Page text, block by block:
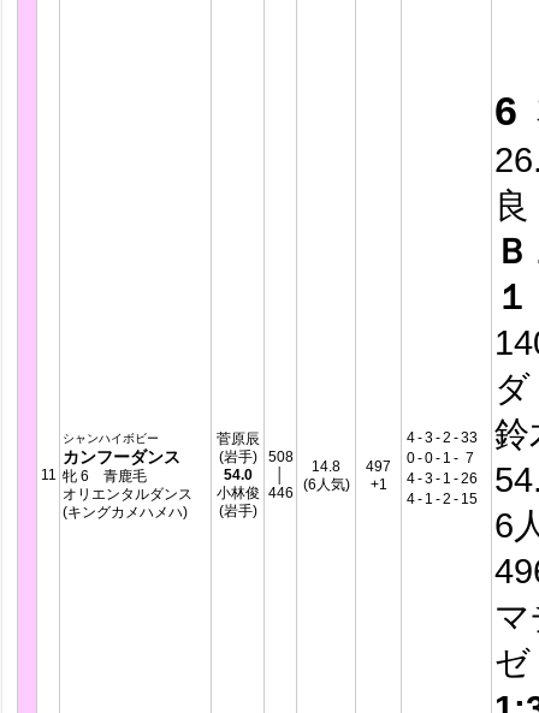
11
シャンハイボビー
カンフーダンス
牝 6 青鹿毛
オリエンタルダンス
(キングカメハメハ)
菅原辰
(岩手)
54.0
小林俊
(岩手)
508
446
14.8
(6人気)
497
+1
4-3-2 -33
0-0- 1 - 7
4-3- 1 -26
4- 1 -2 - 15
6
良
１
6
ゼ